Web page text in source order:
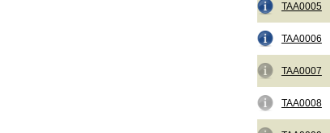
TAA0005
TAA0006
TAA0007
TAA0008